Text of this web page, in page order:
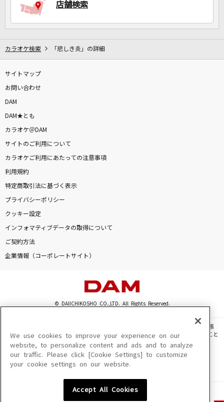
店舗検索
カラオケ検索 「悲しき炎」の詳細
サイトマップ
お問い合わせ
DAM
DAM★とも
カラオケ＠DAM
サイトのご利用について
カラオケご利用にあたっての注意事項
利用規約
特定商取引法に基づく表示
プライバシーポリシー
クッキー設定
インフォマティブデータの取得について
ご契約方法
企業情報（コーポレートサイト）
© DAIICHIKOSHO CO.,LTD. All Rights Reserved.
このサイトに掲載されている一切の文章・画像・写真・動画・音声等を、手段や形態
を問わず、著作権法の定める範囲を超えて無断で複製、転載、ファイル化などすること
を禁じます。
楽曲及びコンテンツは、機種によりご利用いただけない場合があります。
楽曲及びコンテンツの配信日、配信内容が変更になる場合があります。
We use cookies to improve your experience on our
website, to personalize content and ads and to analyze
our traffic. Please click [Cookie Settings] to customize
your cookie settings on our website.
Accept All Cookies